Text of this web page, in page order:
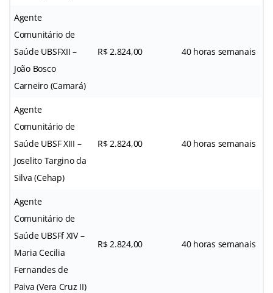
Agente
Comunitário de
Saúde UBSFXII –
João Bosco
Carneiro (Camará)
R$ 2.824,00 40 horas semanais
Agente
Comunitário de
Saúde UBSF XIII –
Joselito Targino da
Silva (Cehap)
R$ 2.824,00 40 horas semanais
Agente
Comunitário de
Saúde UBSFf XIV –
Maria Cecilia
Fernandes de
Paiva (Vera Cruz II)
R$ 2.824,00 40 horas semanais